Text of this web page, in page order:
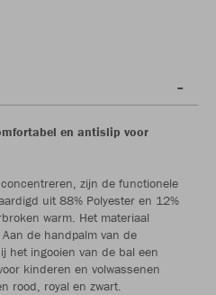
en antislip voor
zijn de functionele
uit 88% Polyester en 12%
warm. Het materiaal
de handpalm van de
het ingooien van de bal een
kinderen en volwassenen
rood, royal en zwart.